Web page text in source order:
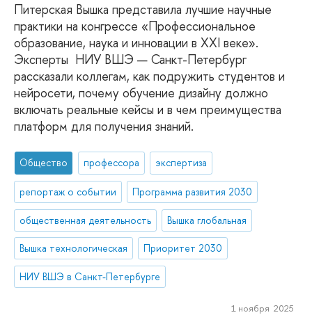
Питерская Вышка представила лучшие научные
практики на конгрессе «Профессиональное
образование, наука и инновации в XXI веке».
Эксперты НИУ ВШЭ — Санкт-Петербург
рассказали коллегам, как подружить студентов и
нейросети, почему обучение дизайну должно
включать реальные кейсы и в чем преимущества
платформ для получения знаний.
Общество профессора экспертиза
репортаж о событии Программа развития 2030
общественная деятельность Вышка глобальная
Вышка технологическая Приоритет 2030
НИУ ВШЭ в Санкт-Петербурге
1 ноября 2025